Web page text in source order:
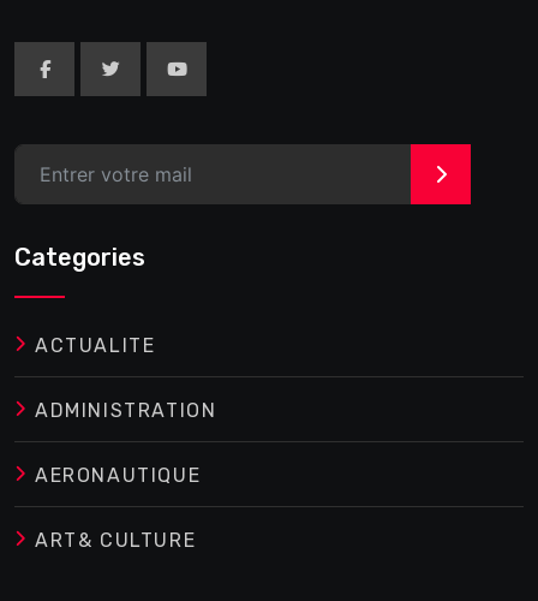
>
Categories
ACTUALITE
ADMINISTRATION
AERONAUTIQUE
ART& CULTURE